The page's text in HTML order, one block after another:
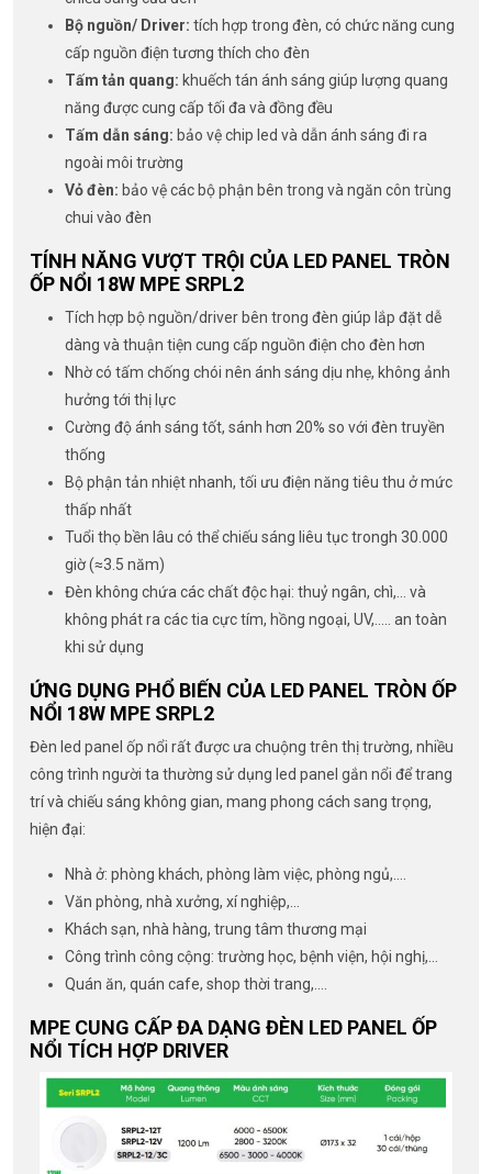
Bộ nguồn/ Driver: tích hợp trong đèn, có chức năng cung
cấp nguồn điện tương thích cho đèn
Tấm tản quang: khuếch tán ánh sáng giúp lượng quang
năng được cung cấp tối đa và đồng đều
Tấm dẫn sáng: bảo vệ chip led và dẫn ánh sáng đi ra
ngoài môi trường
Vỏ đèn: bảo vệ các bộ phận bên trong và ngăn côn trùng
chui vào đèn
TÍNH NĂNG VƯỢT TRỘI CỦA LED PANEL TRÒN
ỐP NỔI 18W MPE SRPL2
Tích hợp bộ nguồn/driver bên trong đèn giúp lắp đặt dễ
dàng và thuận tiện cung cấp nguồn điện cho đèn hơn
Nhờ có tấm chống chói nên ánh sáng dịu nhẹ, không ảnh
hưởng tới thị lực
Cường độ ánh sáng tốt, sánh hơn 20% so với đèn truyền
thống
Bộ phận tản nhiệt nhanh, tối ưu điện năng tiêu thu ở mức
thấp nhất
Tuổi thọ bền lâu có thể chiếu sáng liêu tục trongh 30.000
giờ (≈3.5 năm)
Đèn không chứa các chất độc hại: thuỷ ngân, chì,… và
không phát ra các tia cực tím, hồng ngoại, UV,….. an toàn
khi sử dụng
ỨNG DỤNG PHỔ BIẾN CỦA LED PANEL TRÒN ỐP
NỔI 18W MPE SRPL2
Đèn led panel ốp nổi rất được ưa chuộng trên thị trường, nhiều
công trình người ta thường sử dụng led panel gắn nổi để trang
trí và chiếu sáng không gian, mang phong cách sang trọng,
hiện đại:
Nhà ở: phòng khách, phòng làm việc, phòng ngủ,….
Văn phòng, nhà xưởng, xí nghiệp,…
Khách sạn, nhà hàng, trung tâm thương mại
Công trình công cộng: trường học, bệnh viện, hội nghị,…
Quán ăn, quán cafe, shop thời trang,….
MPE CUNG CẤP ĐA DẠNG ĐÈN LED PANEL ỐP
NỔI TÍCH HỢP DRIVER